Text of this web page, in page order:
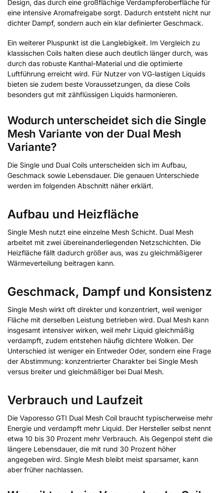
Design, das durch eine großflächige Verdampferoberfläche für
eine intensive Aromafreigabe sorgt. Dadurch entsteht nicht nur
dichter Dampf, sondern auch ein klar definierter Geschmack.
Ein weiterer Pluspunkt ist die Langlebigkeit. Im Vergleich zu
klassischen Coils halten diese auch deutlich länger durch, was
durch das robuste Kanthal-Material und die optimierte
Luftführung erreicht wird. Für Nutzer von VG-lastigen Liquids
bieten sie zudem beste Voraussetzungen, da diese Coils
besonders gut mit zähflüssigen Liquids harmonieren.
Wodurch unterscheidet sich die Single
Mesh Variante von der Dual Mesh
Variante?
Die Single und Dual Coils unterscheiden sich im Aufbau,
Geschmack sowie Lebensdauer. Die genauen Unterschiede
werden im folgenden Abschnitt näher erklärt.
Aufbau und Heizfläche
Single Mesh nutzt eine einzelne Mesh Schicht. Dual Mesh
arbeitet mit zwei übereinanderliegenden Netzschichten. Die
Heizfläche fällt dadurch größer aus, was zu gleichmäßigerer
Wärmeverteilung beitragen kann.
Geschmack, Dampf und Konsistenz
Single Mesh wirkt oft direkter und konzentriert, weil weniger
Fläche mit derselben Leistung betrieben wird. Dual Mesh kann
insgesamt intensiver wirken, weil mehr Liquid gleichmäßig
verdampft, zudem entstehen häufig dichtere Wolken. Der
Unterschied ist weniger ein Entweder Oder, sondern eine Frage
der Abstimmung: konzentrierter Charakter bei Single Mesh
versus breiter und gleichmäßiger bei Dual Mesh.
Verbrauch und Laufzeit
Die Vaporesso GTI Dual Mesh Coil braucht typischerweise mehr
Energie und verdampft mehr Liquid. Der Hersteller selbst nennt
etwa 10 bis 30 Prozent mehr Verbrauch. Als Gegenpol steht die
längere Lebensdauer, die mit rund 30 Prozent höher
angegeben wird. Single Mesh bleibt meist sparsamer, kann
aber früher nachlassen.